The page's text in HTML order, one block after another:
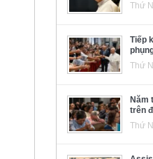
Thứ
Tiếp
Thứ
Năm
trên
Thứ